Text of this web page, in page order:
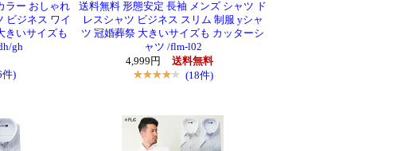
ラー おしゃれ
ビジネス ワイ
きいサイズも
gh
件)
送料無料 形態安定 長袖 メンズ シャツ ド
レスシャツ ビジネス スリム 制服 yシャ
ツ 冠婚葬祭 大きいサイズも カッターシ
ャツ /flm-l02
4,999円
送料無料
(18件)